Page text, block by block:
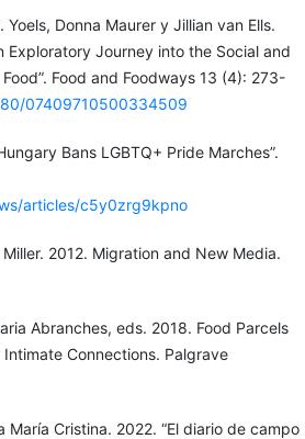
Yoels, Donna Maurer y Jillian van Ells.
Exploratory Journey into the Social and
Food and Foodways 13 (4): 273-
07409710500334509
Bans LGBTQ+ Pride Marches”.
articles/c5y0zrg9kpno
2012. Migration and New Media.
Abranches, eds. 2018. Food Parcels
Connections. Palgrave
María Cristina. 2022. “El diario de campo